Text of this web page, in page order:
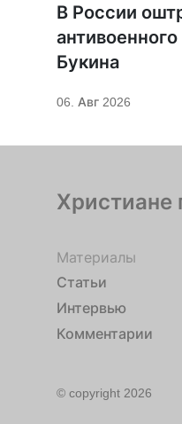
В России
Букина
06. Авг 2026
Христиане
Материалы
Статьи
Интервью
Комментарии
© copyright 2026